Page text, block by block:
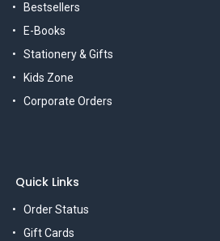
Bestsellers
E-Books
Stationery & Gifts
Kids Zone
Corporate Orders
Quick Links
Order Status
Gift Cards